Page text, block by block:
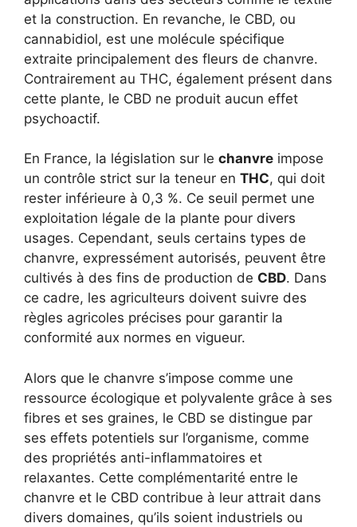
et la construction. En revanche, le CBD, ou
cannabidiol, est une molécule spécifique
extraite principalement des fleurs de chanvre.
Contrairement au THC, également présent dans
cette plante, le CBD ne produit aucun effet
psychoactif.
En France, la législation sur le chanvre impose
un contrôle strict sur la teneur en THC, qui doit
rester inférieure à 0,3 %. Ce seuil permet une
exploitation légale de la plante pour divers
usages. Cependant, seuls certains types de
chanvre, expressément autorisés, peuvent être
cultivés à des fins de production de CBD. Dans
ce cadre, les agriculteurs doivent suivre des
règles agricoles précises pour garantir la
conformité aux normes en vigueur.
Alors que le chanvre s’impose comme une
ressource écologique et polyvalente grâce à ses
fibres et ses graines, le CBD se distingue par
ses effets potentiels sur l’organisme, comme
des propriétés anti-inflammatoires et
relaxantes. Cette complémentarité entre le
chanvre et le CBD contribue à leur attrait dans
divers domaines, qu’ils soient industriels ou